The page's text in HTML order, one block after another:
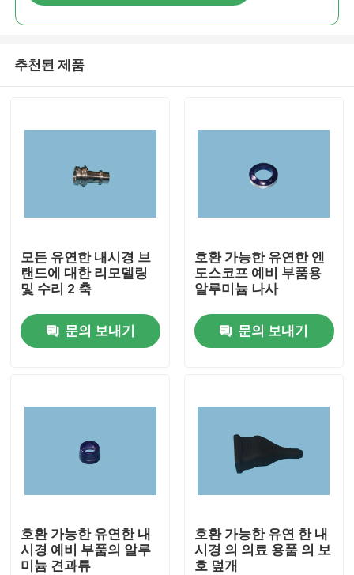
우리 에 관한 것
추천된 제품
모든 유연한 내시경 브
랜드에 대한 리모델링
및 수리 2 축
문의 보내기
호환 가능한 유연한 엔
도스코프 예비 부품용
알루미늄 나사
문의 보내기
호환 가능한 유연한 내
시경 예비 부품의 알루
미늄 견과류
호환 가능한 유연 한 내
시경 의 의료 용품 의 보
호 덮개